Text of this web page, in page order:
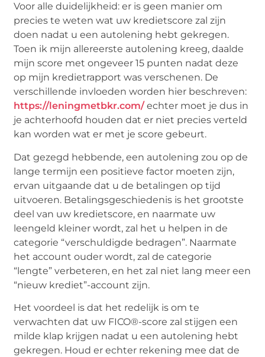
Voor alle duidelijkheid: er is geen manier om
precies te weten wat uw kredietscore zal zijn
doen nadat u een autolening hebt gekregen.
Toen ik mijn allereerste autolening kreeg, daalde
mijn score met ongeveer 15 punten nadat deze
op mijn kredietrapport was verschenen. De
verschillende invloeden worden hier beschreven:
https://leningmetbkr.com/ echter moet je dus in
je achterhoofd houden dat er niet precies verteld
kan worden wat er met je score gebeurt.
Dat gezegd hebbende, een autolening zou op de
lange termijn een positieve factor moeten zijn,
ervan uitgaande dat u de betalingen op tijd
uitvoeren. Betalingsgeschiedenis is het grootste
deel van uw kredietscore, en naarmate uw
leengeld kleiner wordt, zal het u helpen in de
categorie “verschuldigde bedragen”. Naarmate
het account ouder wordt, zal de categorie
“lengte” verbeteren, en het zal niet lang meer een
“nieuw krediet”-account zijn.
Het voordeel is dat het redelijk is om te
verwachten dat uw FICO®-score zal stijgen een
milde klap krijgen nadat u een autolening hebt
gekregen. Houd er echter rekening mee dat de